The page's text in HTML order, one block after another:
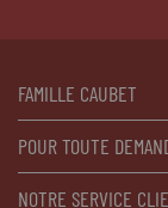
FAMILLE CAUBET
POUR TOUTE
NOTRE SERVICE